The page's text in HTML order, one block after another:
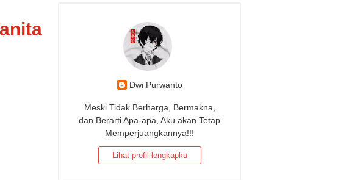
Dwi Purwanto
Meski Tidak Berharga, Bermakna,
dan Berarti Apa-apa, Aku akan Tetap
Memperjuangkannya!!!
Lihat profil lengkapku